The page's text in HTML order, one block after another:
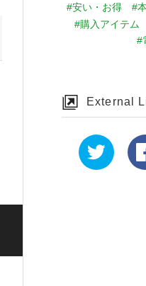
#安い・お得
#
#購入アイテム
#
External